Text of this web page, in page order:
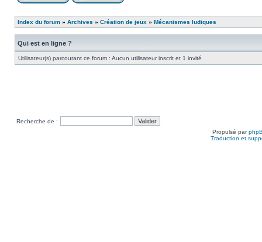
Index du forum » Archives » Création de jeux » Mécanismes ludiques
Qui est en ligne ?
Utilisateur(s) parcourant ce forum : Aucun utilisateur inscrit et 1 invité
Recherche de :
Propulsé par
Traduction et